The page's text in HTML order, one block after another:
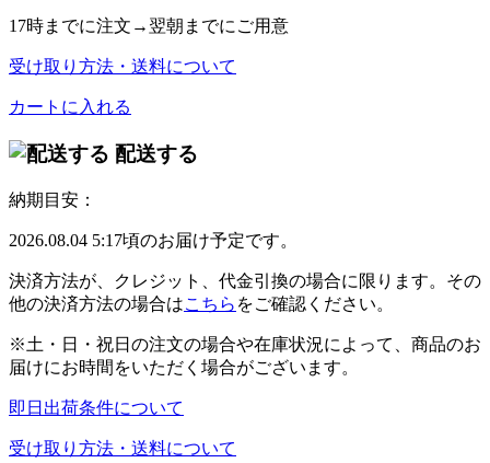
17時までに注文→ 翌朝 までにご用意
受け取り方法・送料について
カートに入れる
配送する
納期目安：
2026.08.04 5:17頃のお届け予定です。
決済方法が、クレジット、代金引換の場合に限ります。その
他の決済方法の場合はこちら をご確認ください。
※土・日・祝日の注文の場合や在庫状況によって、商品のお
届けにお時間をいただく場合がございます。
即日出荷条件について
受け取り方法・送料について